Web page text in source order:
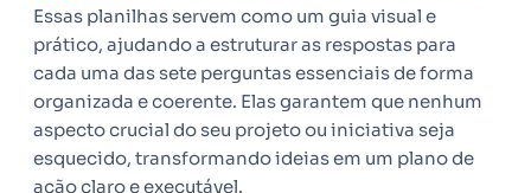
Essas planilhas servem como um guia visual e
prático, ajudando a estruturar as respostas para
cada uma das sete perguntas essenciais de forma
organizada e coerente. Elas garantem que nenhum
aspecto crucial do seu projeto ou iniciativa seja
esquecido, transformando ideias em um plano de
ação claro e executável.